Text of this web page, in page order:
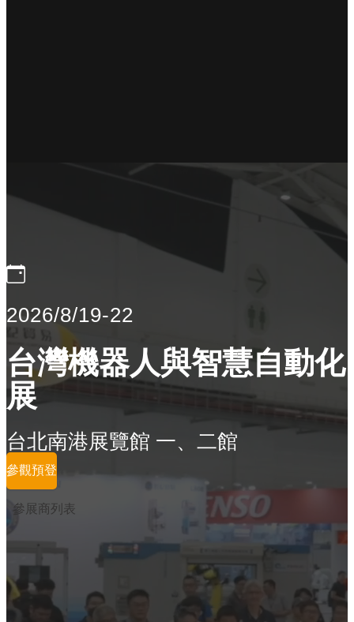
2026/8/19-22
台灣機器人與智慧自動化
展
台北南港展覽館 一、二館
參觀預登
參展商列表